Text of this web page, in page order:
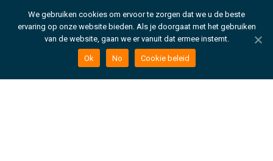
Ik zoek
Collecties
Over Ons
We gebruiken cookies om ervoor te zorgen dat we u de beste
ervaring op onze website bieden. Als je doorgaat met het gebruiken
van de website, gaan we er vanuit dat ermee instemt.
Ok No Cookie beleid